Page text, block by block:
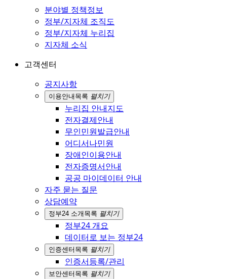
분야별 정책정보
정부/지자체 조직도
정부/지자체 누리집
지자체 소식
고객센터
공지사항
이용안내 목록 펼치기
누리집 안내지도
전자결제안내
무인민원발급안내
어디서나민원
장애인이용안내
전자증명서안내
공공 마이데이터 안내
자주 묻는 질문
상담예약
정부24 소개 목록 펼치기
정부24 개요
데이터로 보는 정부24
인증센터 목록 펼치기
인증서등록/관리
보안센터 목록 펼치기